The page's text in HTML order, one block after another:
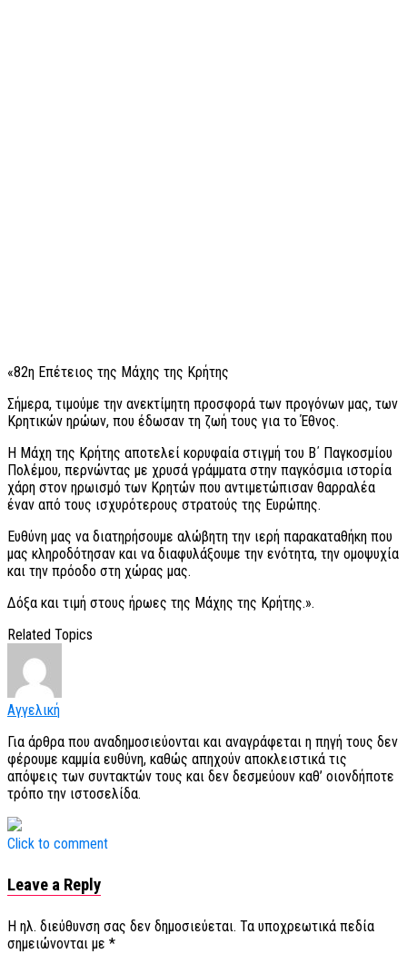
«82η Επέτειος της Μάχης της Κρήτης
Σήμερα, τιμούμε την ανεκτίμητη προσφορά των προγόνων μας, των
Κρητικών ηρώων, που έδωσαν τη ζωή τους για το Έθνος.
Η Mάχη της Κρήτης αποτελεί κορυφαία στιγμή του Β΄ Παγκοσμίου
Πολέμου, περνώντας με χρυσά γράμματα στην παγκόσμια ιστορία
χάρη στον ηρωισμό των Κρητών που αντιμετώπισαν θαρραλέα
έναν από τους ισχυρότερους στρατούς της Ευρώπης.
Ευθύνη μας να διατηρήσουμε αλώβητη την ιερή παρακαταθήκη που
μας κληροδότησαν και να διαφυλάξουμε την ενότητα, την ομοψυχία
και την πρόοδο στη χώρας μας.
Δόξα και τιμή στους ήρωες της Μάχης της Κρήτης.».
Related Topics
Αγγελική
Για άρθρα που αναδημοσιεύονται και αναγράφεται η πηγή τους δεν
φέρουμε καμμία ευθύνη, καθώς απηχούν αποκλειστικά τις
απόψεις των συντακτών τους και δεν δεσμεύουν καθ’ οιονδήποτε
τρόπο την ιστοσελίδα.
Click to comment
Leave a Reply
Η ηλ. διεύθυνση σας δεν δημοσιεύεται. Τα υποχρεωτικά πεδία
σημειώνονται με *